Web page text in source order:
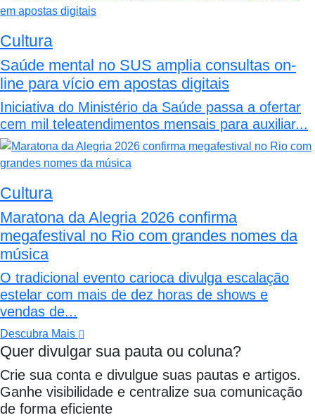
Cultura
Saúde mental no SUS amplia consultas on-
line para vício em apostas digitais
Iniciativa do Ministério da Saúde passa a ofertar
cem mil teleatendimentos mensais para auxiliar...
Cultura
Maratona da Alegria 2026 confirma
megafestival no Rio com grandes nomes da
música
O tradicional evento carioca divulga escalação
estelar com mais de dez horas de shows e
vendas de...
Descubra Mais
Quer divulgar sua pauta ou coluna?
Crie sua conta e divulgue suas pautas e artigos.
Ganhe visibilidade e centralize sua comunicação
de forma eficiente